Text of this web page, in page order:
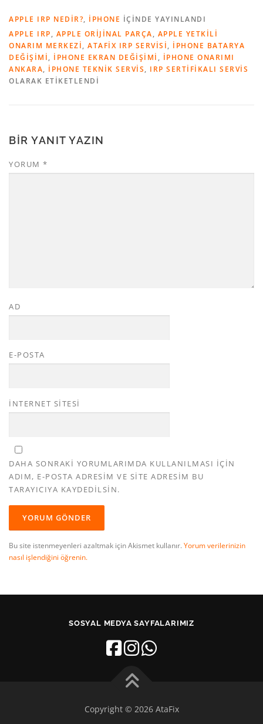
APPLE IRP NEDIR?, IPHONE IÇINDE YAYINLANDI
APPLE IRP, APPLE ORIJINAL PARÇA, APPLE YETKILI
ONARIM MERKEZI, ATAFIX IRP SERVISI, IPHONE BATARYA
DEĞIŞIMI, IPHONE EKRAN DEĞIŞIMI , IPHONE ONARIMI
ANKARA, IPHONE TEKNIK SERVIS, IRP SERTIFIKALI SERVIS
OLARAK ETIKETLENDI
BIR YANIT YAZIN
YORUM *
AD
E-POSTA
İNTERNET SITESI
DAHA SONRAKI YORUMLARIMDA KULLANILMASI IÇIN
ADIM, E-POSTA ADRESIM VE SITE ADRESIM BU
TARAYICIYA KAYDEDILSIN.
Bu site istenmeyenleri azaltmak için Akismet kullanır. Yorum verilerinizin
nasıl işlendiğini öğrenin.
SOSYAL MEDYA SAYFALARIMIZ
Copyright © 2026 AtaFix